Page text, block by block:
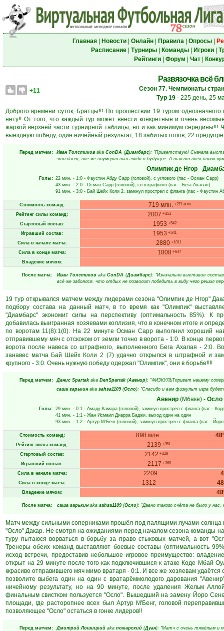
Главная| Новости| Онлайн| Правила| Опросы|
Расписание| Турниры| Команды| Игроки|
Рейтинги| Форум Чат|
Развязочка всё
+11
Сезон 77. Чемпионаты
Тур 19- 225 день, 25
Доброго времени суток, Братцы!!! По прошествии 19 туром
нету!! От того, что каждый тур может внести конкретные и очень
жаркой верхней части турнирной таблицы, но и как минимум
выездную победу, один ничейный результат, 18 забитых голов, 22
Перед матчем: Иван Толстиков aka ConDA (Диамбарс): "Приветствую! Сначала
что даёт, всё же поумерил пыл глядя в будущее. А так-то всех своих
Олимпик де Нгор -
Голы: 22 мин. - 1:0 - Фаустин Абду Сарр (головой), с углового (пас - Осман Сарр)
43 мин. - 2:0 - Осман Сарр (головой), со штрафного (пас - Бега Ахалая)
91 мин. - 3:0 - Бай Шейх Коли 2, замкнул прострел с фланга (пас - Фаустин
Стоимость команд: 719 млн. +271 млн.
Рейтинг силы команд: 2007 +351
Стартовый состав: 1953 +542
Игравший состав: 1953 +541
Сила в начале матча: 2880+1011
Сила в конце матча: 1808 +647
Владение мячом:
После матча: Иван Толстиков aka ConDA (Диамбарс): "Изначально выставил
всё же забоялся, что отдых не позволит победить в виду чего решил
19 тур открывался матчем между лидерами сезона "Олимпик де Нгор"
подбору состава на данный матч, в то время как "Олимпик"
"Диамбарс" экономит силы на перспективу (оптимальность 85%). К
добавилась выигранная хозяевами коллизия, что в конечном итоге и
по воротам 11(8):1(0). На 22 минуте Осман Сарр выполнил хороший
отправившему мяч с отскоком от земли точно в ворота - 1:0. В конце
ворота после навеса со штрафного, выполненного Бега Ахалая - 2:0.
занавес матча Бай Шейх Коли 2 (7) удачно открылся в штрафной и
крупного - 3:0. Очень нужную победу одержал "Олимпик", они в борьбе!!!!
Перед матчем: Денис Spartak aka DenSpartak (Авенир): "ФИЗКУЛЬТпривет нашему
саша гарькин aka sahsa1109 (Осло): "Спасибо и вам физкульт игра
Авенир (Мбаке) - Осло
Голы: 29 мин. - 0:1 - Амаду Камара (головой), замкнул прострел с фланга (пас -
41 мин. - 1:1 - Жан Исмаил Диарра Баджи, выход один на один
93 мин. - 1:2 - Артур М'Бенг (головой), замкнул прострел с фланга (пас -
Стоимость команд: 898 млн.
Рейтинг силы команд: 2139 +351
Стартовый состав: 2142 +228
Игравший состав: 2117 +360
Сила в начале матча: 2209
Сила в конце матча: 1312
Владение мячом:
После матча: саша гарькин aka sahsa1109 (Осло): "Давно такого счёта не было у нас,
Матч между сильными соперниками прошёл под палящими лучами
"Осло" Дакар. Не смотря на ожиданиями перед началом сезона команды
туру пытаюся ворваться в борьбу за право стыковых матчей, а вот
Тренеры обеих команд выставляют боевые составы (оптимальность
исход встречи, предоставив небольшое игровое преимущество:
открыт на 29 минуте после того как подключившися к атаке Коде Мбай
ккрасиво отправившего мяч мимо вратаря - 0:1. И все же хозяевам
позволите выбега один на один с вратарёммолодого дарования
ничейному результату, но на 90 минуте, после удаления Жельм
финальным свистком пользуется "Осло". Вышедший на замену Йоро
площади, где расторопнее всех был Артур М'Бенг, головой
позволяющее "Осло" остаться в гонке лидеров!!
Перед матчем: Дмитрий Лошицкий aka пожарский (Дуан): "Матч с очень тяжёлым и